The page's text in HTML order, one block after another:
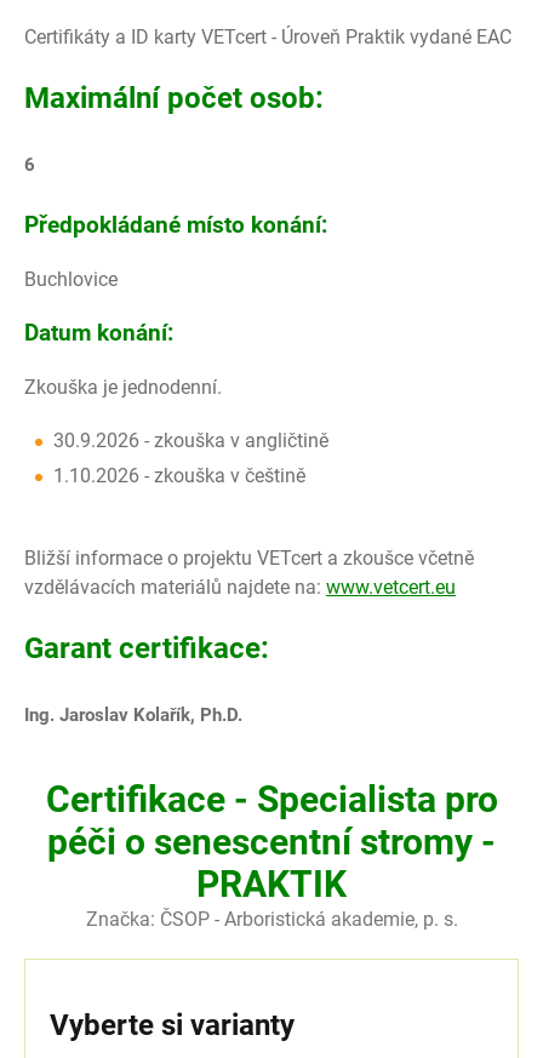
Certifikace - Specialista pro
péči o senescentní stromy -
PRAKTIK
Značka: ČSOP - Arboristická akademie, p. s.
Certifikáty a ID karty VETcert - Úroveň Praktik vydané EAC
Maximální počet osob:
6
Předpokládané místo konání:
Buchlovice
Datum konání:
Zkouška je jednodenní.
30.9.2026 - zkouška v angličtině
1.10.2026 - zkouška v češtině
Bližší informace o projektu VETcert a zkoušce včetně
vzdělávacích materiálů najdete na: www.vetcert.eu
Garant certifikace:
Ing. Jaroslav Kolařík, Ph.D.
Vyberte si varianty